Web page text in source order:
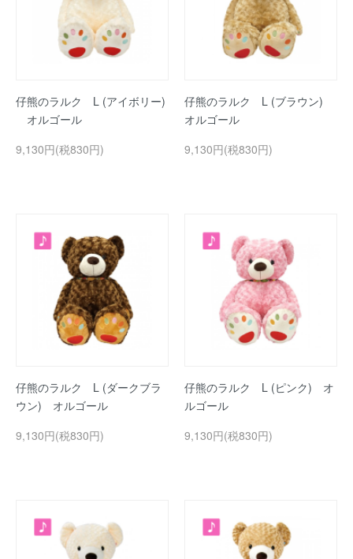
仔熊のラルク L (アイボリー)
オルゴール
9,130円(税830円)
仔熊のラルク L (ブラウン)
オルゴール
9,130円(税830円)
仔熊のラルク L (ダークブラ
ウン) オルゴール
9,130円(税830円)
仔熊のラルク L (ピンク) オ
ルゴール
9,130円(税830円)